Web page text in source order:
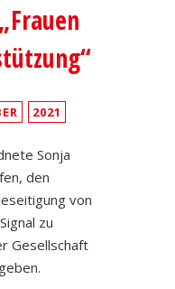
2021
Sonja
den
von
zu
Gesellschaft